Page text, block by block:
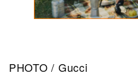
PHOTO / Gucci